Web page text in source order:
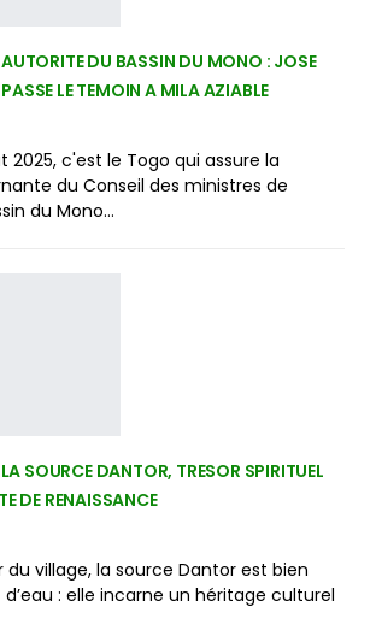
DU BASSIN DU MONO : JOSE
LE TEMOIN A MILA AZIABLE
2025, c'est le Togo qui assure la
du Conseil des ministres de
du Mono…
SOURCE DANTOR, TRESOR SPIRITUEL
DE RENAISSANCE
village, la source Dantor est bien
d’eau : elle incarne un héritage culturel